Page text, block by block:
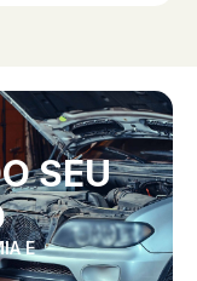
SEU
E